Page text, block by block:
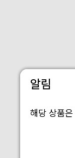
알림
해당 상품